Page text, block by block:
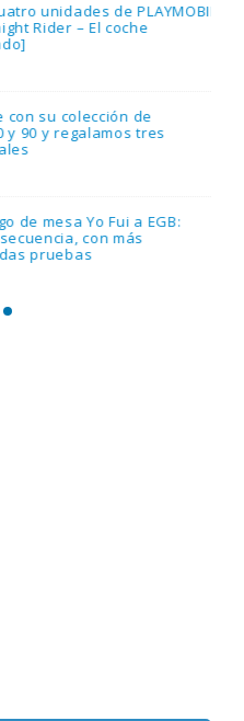
unidades de PLAYMOBIL
Rider – El coche
su colección de
90 y regalamos tres
de mesa Yo Fui a EGB:
con más
pruebas